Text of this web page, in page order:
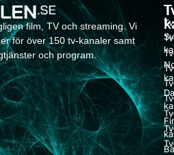
film, TV och streaming. Vi
för över 150 tv-kanaler samt
och program.